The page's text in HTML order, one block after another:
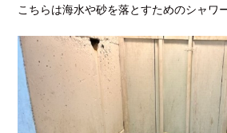
こちらは海水や砂を落とすためのシャワ